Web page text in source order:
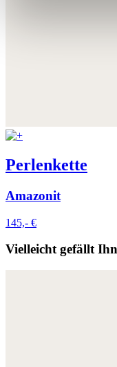
Indem Sie auf "Alle
AGB
Perlenkette
Amazonit
145,- €
Vielleicht gefällt